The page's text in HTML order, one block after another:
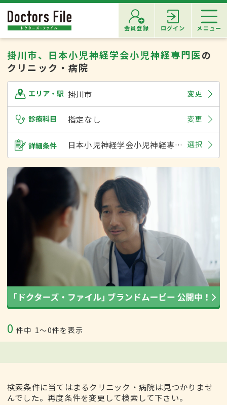
会員登録 ログイン メニュー
掛川市、日本小児神経学会小児神経専門医の
クリニック・病院
エリア・駅 掛川市 変更
診療科目 指定なし 変更
詳細条件 日本小児神経学会小児神経専門医 選択
0 件中 1〜0件を表示
検索条件に当てはまるクリニック・病院は見つかりませ
んでした。再度条件を変更して検索して下さい。